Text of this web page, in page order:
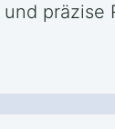
präzise